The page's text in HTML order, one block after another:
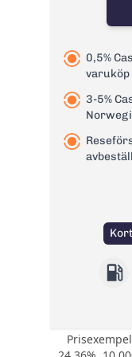
gift:
Läs mer
0,5%
varuköp
3-5%